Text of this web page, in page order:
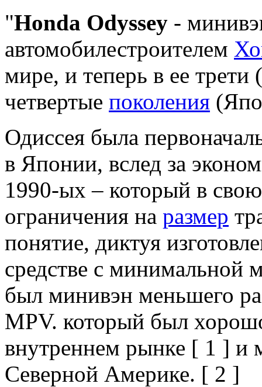
Honda Odyssey -
автомобилестроителем
мире, и теперь в ее
четвертые поколения
Одиссея была
в Японии, вслед за
1990-ых – который в
ограничения на размер
понятие, диктуя
средстве с минимальной
был минивэн меньшего
MPV. который был
внутреннем рынке [ 1 ] и
Северной Америке. [ 2 ]